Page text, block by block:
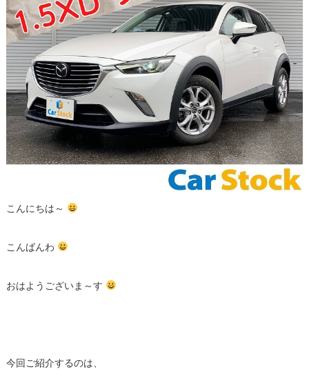
こんにちは～
こんばんわ
おはようございま～す
今回ご紹介するのは、